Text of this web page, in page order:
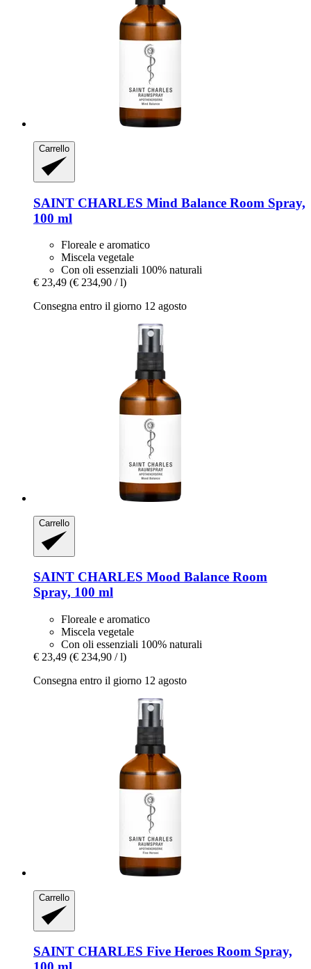
Carrello
SAINT CHARLES Mind Balance Room Spray,
100 ml
Floreale e aromatico
Miscela vegetale
Con oli essenziali 100% naturali
€ 23,49 (€ 234,90 / l)
Consegna entro il giorno 12 agosto
Carrello
SAINT CHARLES Mood Balance Room
Spray, 100 ml
Floreale e aromatico
Miscela vegetale
Con oli essenziali 100% naturali
€ 23,49 (€ 234,90 / l)
Consegna entro il giorno 12 agosto
Carrello
SAINT CHARLES Five Heroes Room Spray,